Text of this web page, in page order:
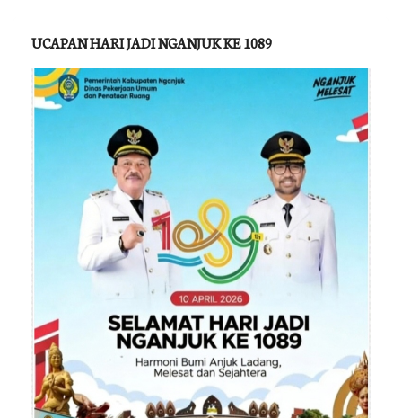
UCAPAN HARI JADI NGANJUK KE 1089